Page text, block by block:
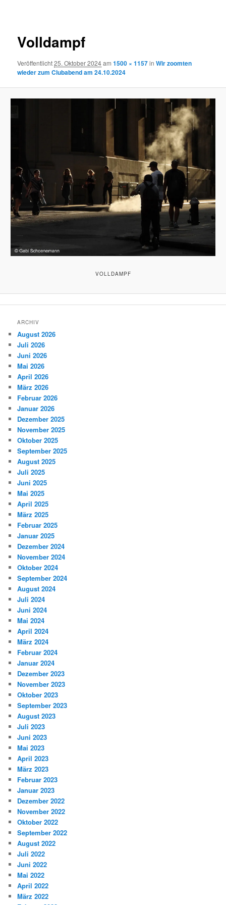
Volldampf
Veröffentlicht25. Oktober 2024am1500 × 1157inWir zoomten
wieder zum Clubabend am 24.10.2024
VOLLDAMPF
ARCHIV
August 2026
Juli 2026
Juni 2026
Mai 2026
April 2026
März 2026
Februar 2026
Januar 2026
Dezember 2025
November 2025
Oktober 2025
September 2025
August 2025
Juli 2025
Juni 2025
Mai 2025
April 2025
März 2025
Februar 2025
Januar 2025
Dezember 2024
November 2024
Oktober 2024
September 2024
August 2024
Juli 2024
Juni 2024
Mai 2024
April 2024
März 2024
Februar 2024
Januar 2024
Dezember 2023
November 2023
Oktober 2023
September 2023
August 2023
Juli 2023
Juni 2023
Mai 2023
April 2023
März 2023
Februar 2023
Januar 2023
Dezember 2022
November 2022
Oktober 2022
September 2022
August 2022
Juli 2022
Juni 2022
Mai 2022
April 2022
März 2022